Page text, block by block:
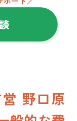
野口原